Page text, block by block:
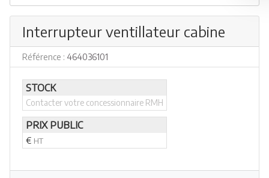
Interrupteur ventillateur cabine
Référence : 464036101
STOCK
Contacter votre concessionnaire RMH
PRIX PUBLIC
€ HT